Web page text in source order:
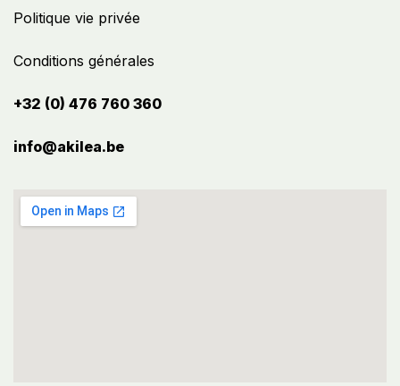
Politique vie privée
Conditions générales
+32 (0) 476 760 360
info@akilea.be​